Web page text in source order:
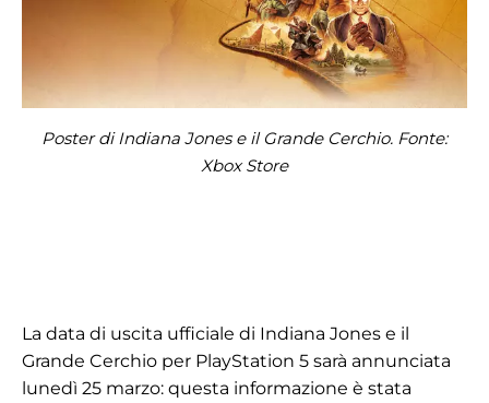
Poster di Indiana Jones e il Grande Cerchio. Fonte:
Xbox Store
La data di uscita ufficiale di Indiana Jones e il
Grande Cerchio per PlayStation 5 sarà annunciata
lunedì 25 marzo: questa informazione è stata